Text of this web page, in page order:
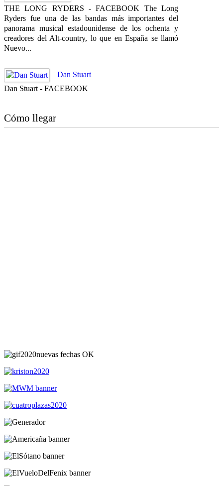
THE LONG RYDERS - FACEBOOK The Long
Ryders fue una de las bandas más importantes del
panorama musical estadounidense de los ochenta y
creadores del Alt-country, lo que en España se llamó
Nuevo...
Dan Stuart
Dan Stuart - FACEBOOK
Cómo llegar